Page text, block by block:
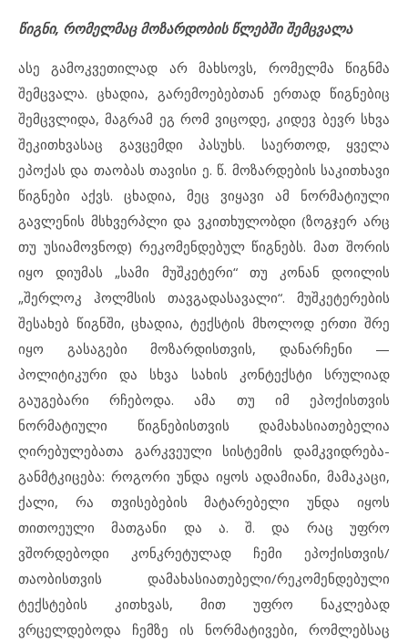
წიგნი, რომელმაც მოზარდობის წლებში შემცვალა
ასე გამოკვეთილად არ მახსოვს, რომელმა წიგნმა
შემცვალა. ცხადია, გარემოებებთან ერთად წიგნებიც
შემცვლიდა, მაგრამ ეგ რომ ვიცოდე, კიდევ ბევრ სხვა
შეკითხვასაც გავცემდი პასუხს. საერთოდ, ყველა
ეპოქას და თაობას თავისი ე. წ. მოზარდების საკითხავი
წიგნები აქვს. ცხადია, მეც ვიყავი ამ ნორმატიული
გავლენის მსხვერპლი და ვკითხულობდი (ზოგჯერ არც
თუ უსიამოვნოდ) რეკომენდებულ წიგნებს. მათ შორის
იყო დიუმას „სამი მუშკეტერი“ თუ კონან დოილის
„შერლოკ ჰოლმსის თავგადასავალი“. მუშკეტერების
შესახებ წიგნში, ცხადია, ტექსტის მხოლოდ ერთი შრე
იყო გასაგები მოზარდისთვის, დანარჩენი —
პოლიტიკური და სხვა სახის კონტექსტი სრულიად
გაუგებარი რჩებოდა. ამა თუ იმ ეპოქისთვის
ნორმატიული წიგნებისთვის დამახასიათებელია
ღირებულებათა გარკვეული სისტემის დამკვიდრება-
განმტკიცება: როგორი უნდა იყოს ადამიანი, მამაკაცი,
ქალი, რა თვისებების მატარებელი უნდა იყოს
თითოეული მათგანი და ა. შ. და რაც უფრო
ვშორდებოდი კონკრეტულად ჩემი ეპოქისთვის/
თაობისთვის დამახასიათებელი/რეკომენდებული
ტექსტების კითხვას, მით უფრო ნაკლებად
ვრცელდებოდა ჩემზე ის ნორმატივები, რომლებსაც